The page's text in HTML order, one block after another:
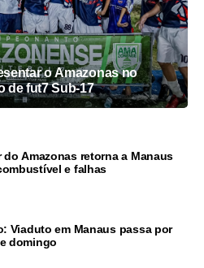
o Amazonas no
de fut7 Sub-17
do Amazonas retorna a Manaus
e falhas
Viaduto em Manaus passa por
domingo